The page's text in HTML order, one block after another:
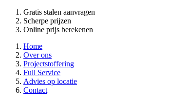
Gratis stalen aanvragen
Scherpe prijzen
Online prijs berekenen
Home
Over ons
Projectstoffering
Full Service
Advies op locatie
Contact